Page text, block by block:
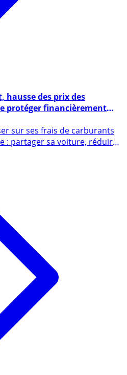
protéger financièrement
de l’essence ?
partager sa voiture, réduire